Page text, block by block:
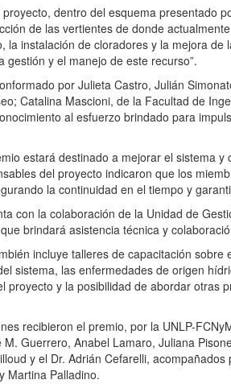
dentro del esquema presentado
de las vertientes de donde
la instalación de cloradores y la mejora
gestión y el manejo de este recurso”.
por Julieta Castro, Julián
Catalina Mascioni, de la Facultad de
al esfuerzo brindado para
estará destinado a mejorar el sistema
del proyecto indicaron que los
la continuidad en el tiempo y
con la colaboración de la Unidad de
brindará asistencia técnica y
incluye talleres de capacitación
sistema, las enfermedades de origen
proyecto y la posibilidad de abordar otras
recibieron el premio, por la UNLP-
M. Guerrero, Anabel Lamaro, Juliana
y el Dr. Adrián Cefarelli,
Martina Palladino.